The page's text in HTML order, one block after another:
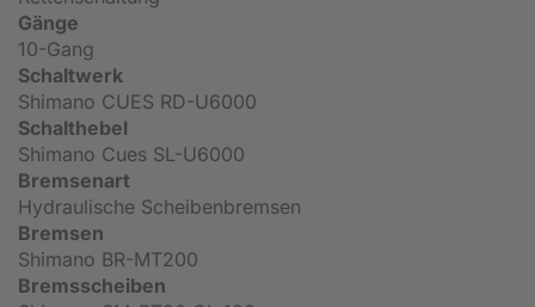
Gänge
10-Gang
Schaltwerk
Shimano CUES RD-U6000
Schalthebel
Shimano Cues SL-U6000
Bremsenart
Hydraulische Scheibenbremsen
Bremsen
Shimano BR-MT200
Bremsscheiben